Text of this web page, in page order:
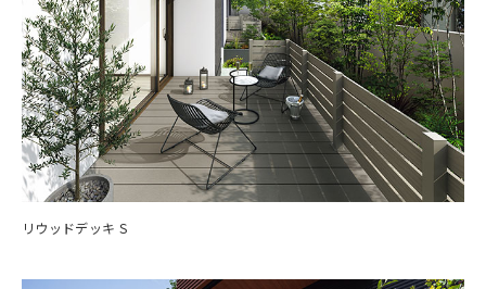
リウッドデッキ S